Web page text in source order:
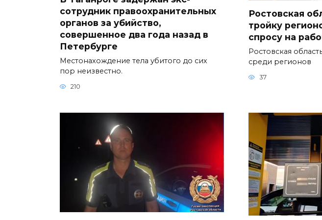
сотрудник правоохранительных
органов за убийство,
совершенное два года назад в
Петербурге
Местонахождение тела убитого до сих
пор неизвестно.
210
Ростовская
тройку
спросу на
Ростовская
среди регионов
37